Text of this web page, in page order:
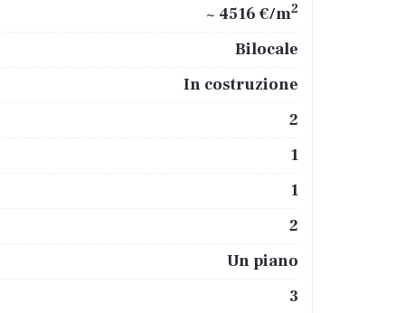
~ 4516 €/m2
Bilocale
In costruzione
2
1
1
2
Un piano
3